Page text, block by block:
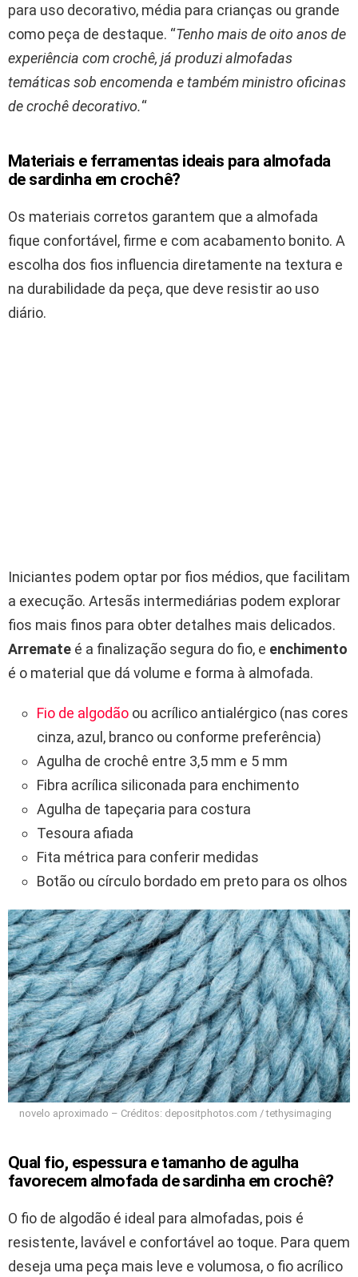
para uso decorativo, média para crianças ou grande
como peça de destaque. “Tenho mais de oito anos de
experiência com crochê, já produzi almofadas
temáticas sob encomenda e também ministro oficinas
de crochê decorativo.“
Materiais e ferramentas ideais para almofada
de sardinha em crochê?
Os materiais corretos garantem que a almofada
fique confortável, firme e com acabamento bonito. A
escolha dos fios influencia diretamente na textura e
na durabilidade da peça, que deve resistir ao uso
diário.
Iniciantes podem optar por fios médios, que facilitam
a execução. Artesãs intermediárias podem explorar
fios mais finos para obter detalhes mais delicados.
Arremate é a finalização segura do fio, e enchimento
é o material que dá volume e forma à almofada.
Fio de algodão ou acrílico antialérgico (nas cores
cinza, azul, branco ou conforme preferência)
Agulha de crochê entre 3,5 mm e 5 mm
Fibra acrílica siliconada para enchimento
Agulha de tapeçaria para costura
Tesoura afiada
Fita métrica para conferir medidas
Botão ou círculo bordado em preto para os olhos
novelo aproximado – Créditos: depositphotos.com / tethysimaging
Qual fio, espessura e tamanho de agulha
favorecem almofada de sardinha em crochê?
O fio de algodão é ideal para almofadas, pois é
resistente, lavável e confortável ao toque. Para quem
deseja uma peça mais leve e volumosa, o fio acrílico